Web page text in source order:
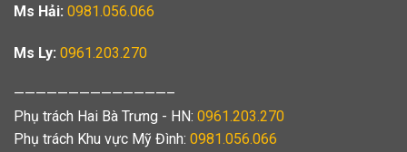
Ms Hải: 0981.056.066
Ms Ly: 0961.203.270
——————————————–
Phụ trách Hai Bà Trưng - HN: 0961.203.270
Phụ trách Khu vực Mỹ Đình: 0981.056.066